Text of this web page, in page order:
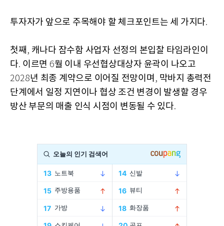
투자자가 앞으로 주목해야 할 체크포인트는 세 가지다.
첫째 , 캐나다 잠수함 사업자 선정의 본입찰 타임라인이
다. 이르면 6월 이내 우선협상대상자 윤곽이 나오고
2028년 최종 계약으로 이어질 전망이며 , 막바지 총력전
단계에서 일정 지연이나 협상 조건 변경이 발생할 경우
방산 부문의 매출 인식 시점이 변동될 수 있다.